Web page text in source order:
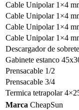
Cable Unipolar 1×4
Cable Unipolar 1×4
Cable Unipolar 1×4
Cable Unipolar 1×4
Descargador de
Gabinete estanco
Prensacable 1/2
Prensacable 3/4
Termica tetrapolar
Marca CheapSun